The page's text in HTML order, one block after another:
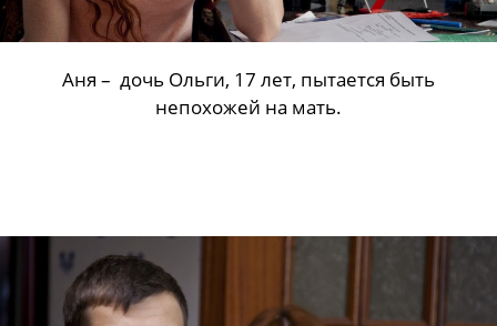
Аня – дочь Ольги, 17 лет, пытается быть
непохожей на мать.